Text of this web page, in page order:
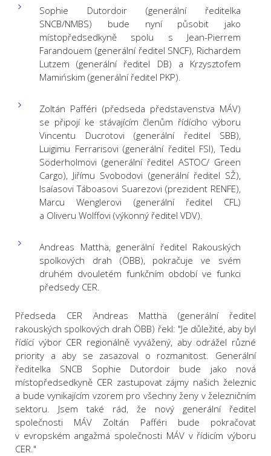
Sophie Dutordoir (generální ředitelka
SNCB/NMBS) bude nyní působit jako
místopředsedkyně spolu s Jean-Pierrem
Farandouem (generální ředitel SNCF), Richardem
Lutzem (generální ředitel DB) a Krzysztofem
Mamińskim (generální ředitel PKP).
Zoltán Pafféri (předseda představenstva MÁV)
se připojí ke stávajícím členům řídícího výboru
Vincentu Ducrotovi (generální ředitel SBB),
Luigimu Ferrarisovi (generální ředitel FSI), Tedu
Söderholmovi (generální ředitel ASTOC/ Green
Cargo), Jiřímu Svobodovi (generální ředitel SŽ),
Isaíasovi Táboasovi Suarezovi (prezident RENFE),
Marcu Wenglerovi (generální ředitel CFL)
a Oliveru Wolffovi (výkonný ředitel VDV).
Andreas Matthä, generální ředitel Rakouských
spolkových drah (ÖBB), pokračuje ve svém
druhém dvouletém funkčním období ve funkci
předsedy CER.
Předseda CER Andreas Matthä (generální ředitel
rakouských spolkových drah ÖBB) řekl: "Je důležité, aby byl
řídící výbor CER regionálně vyvážený, aby odrážel různé
priority a aby se zasazoval o rozmanitost. Generální
ředitelka SNCB Sophie Dutordoir bude jako nová
místopředsedkyně CER zastupovat zájmy našich železnic
a bude vynikajícím vzorem pro všechny ženy v železničním
sektoru. Jsem také rád, že nový generální ředitel
společnosti MÁV Zoltán Pafféri bude pokračovat
v evropském angažmá společnosti MÁV v řídicím výboru
CER."